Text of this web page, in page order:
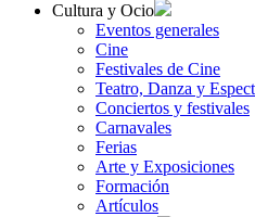
Cultura y Ocio
Eventos generales
Cine
Festivales de Cine
Teatro, Danza y
Conciertos y festivales
Carnavales
Ferias
Arte y Exposiciones
Formación
Artículos